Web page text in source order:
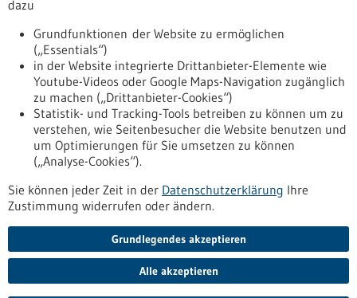
Nach oben
Informiert bleiben
Newsletter abonnieren
dazu
Grundfunktionen der Website zu ermöglichen
(„Essentials“)
in der Website integrierte Drittanbieter-Elemente wie
Youtube-Videos oder Google Maps-Navigation zugänglich
zu machen („Drittanbieter-Cookies“)
Statistik- und Tracking-Tools betreiben zu können um zu
verstehen, wie Seitenbesucher die Website benutzen und
um Optimierungen für Sie umsetzen zu können
(„Analyse-Cookies“).
Sie können jeder Zeit in der Datenschutzerklärung Ihre
Zustimmung widerrufen oder ändern.
Grundlegendes akzeptieren
Alle akzeptieren